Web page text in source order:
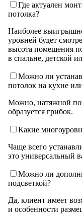
Где актуален
потолка?
Наиболее
уровней будет
высота помещения
в спальне, детской
Можно ли
потолок на кухне
Можно, натяжной
образуется грибок.
Какие
Чаще всего
это универсальный
Можно ли
подсветкой?
Да, клиент имеет
и особенности